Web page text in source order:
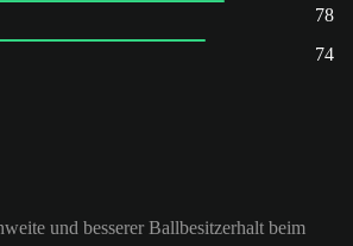
78
74
und besserer Ballbesitzerhalt beim